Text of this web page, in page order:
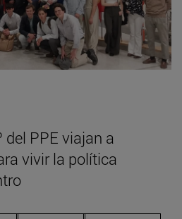
PPE viajan a
vivir la política